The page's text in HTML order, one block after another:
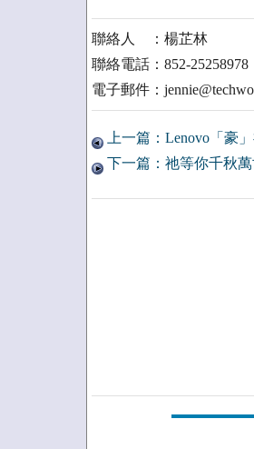
聯絡人 ：楊芷林
聯絡電話：852-25258978
電子郵件：
上一篇：Lenovo「豪
下一篇：祂等你千秋萬